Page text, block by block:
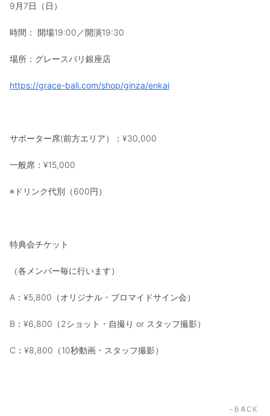
9月7日（日）
時間： 開場19:00／開演19:30
場所：グレースバリ銀座店
https://grace-bali.com/shop/ginza/enkai
サポーター席(前方エリア）：¥30,000
一般席：¥15,000
※ドリンク代別（600円）
特典会チケット
（各メンバー毎に行います）
A：¥5,800（オリジナル・ブロマイドサイン会）
B：¥6,800（2ショット・自撮り or スタッフ撮影）
C：¥8,800（10秒動画・スタッフ撮影）
BACK